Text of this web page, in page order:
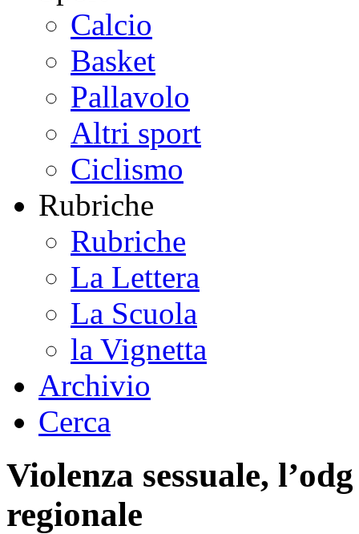
Calcio
Basket
Pallavolo
Altri sport
Ciclismo
Rubriche
Rubriche
La Lettera
La Scuola
la Vignetta
Archivio
Cerca
Violenza sessuale,
regionale